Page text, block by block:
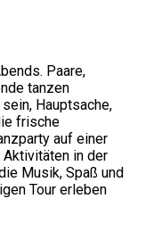
Paare,
tanzen
Hauptsache,
frische
auf einer
in der
Musik, Spaß und
Tour erleben